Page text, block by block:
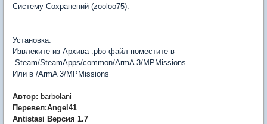
Систему Сохранений (zooloo75).
Установка:
Извлеките из Архива .pbo файл поместите в
Steam/SteamApps/common/ArmA 3/MPMissions.
Или в /ArmA 3/MPMissions
Автор: barbolani
Перевел:Angel41
Antistasi Версия 1.7